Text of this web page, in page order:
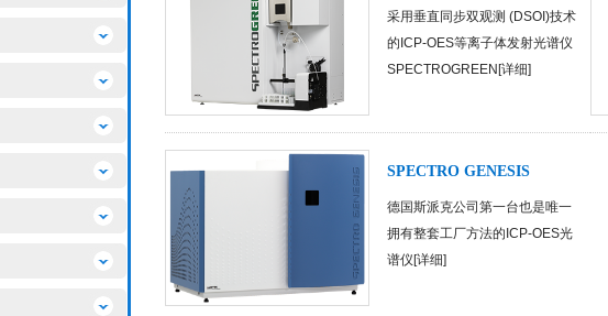
采用垂直同步双观测 (DSOI)技术
的ICP-OES等离子体发射光谱仪
SPECTROGREEN[详细]
SPECTRO GENESIS
德国斯派克公司第一台也是唯一
拥有整套工厂方法的ICP-OES光
谱仪[详细]